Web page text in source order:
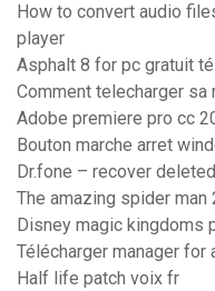
How to convert audio
player
Asphalt 8 for pc gratuit
Comment telecharger
Adobe premiere pro cc
Bouton marche arret
Dr.fone – recover deleted
The amazing spider
Disney magic kingdoms
Télécharger manager for
Half life patch voix fr